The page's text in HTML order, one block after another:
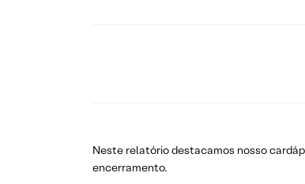
Neste relatório destacamos nosso
encerramento.